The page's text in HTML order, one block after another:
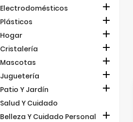
Electrodomésticos 
Plásticos 
Hogar 
Cristalería 
Mascotas 
Juguetería 
Patio Y Jardín 
Salud Y Cuidado
Belleza Y Cuidado Personal
